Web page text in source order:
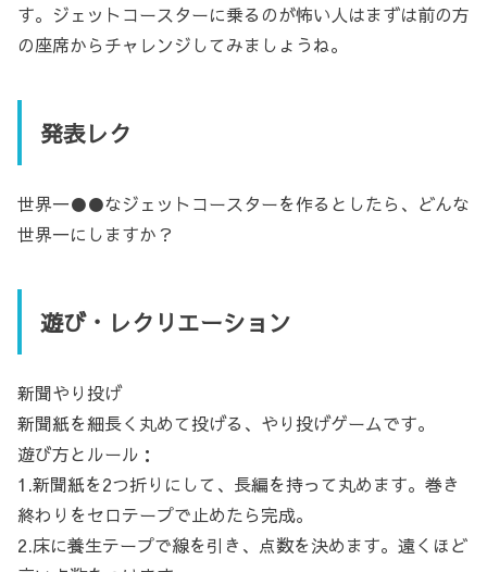
す。ジェットコースターに乗るのが怖い人はまずは前の方
の座席からチャレンジしてみましょうね。
発表レク
世界一●●なジェットコースターを作るとしたら、どんな
世界一にしますか？
遊び・レクリエーション
新聞やり投げ
新聞紙を細長く丸めて投げる、やり投げゲームです。
遊び方とルール：
1.新聞紙を2つ折りにして、長編を持って丸めます。巻き
終わりをセロテープで止めたら完成。
2.床に養生テープで線を引き、点数を決めます。遠くほど